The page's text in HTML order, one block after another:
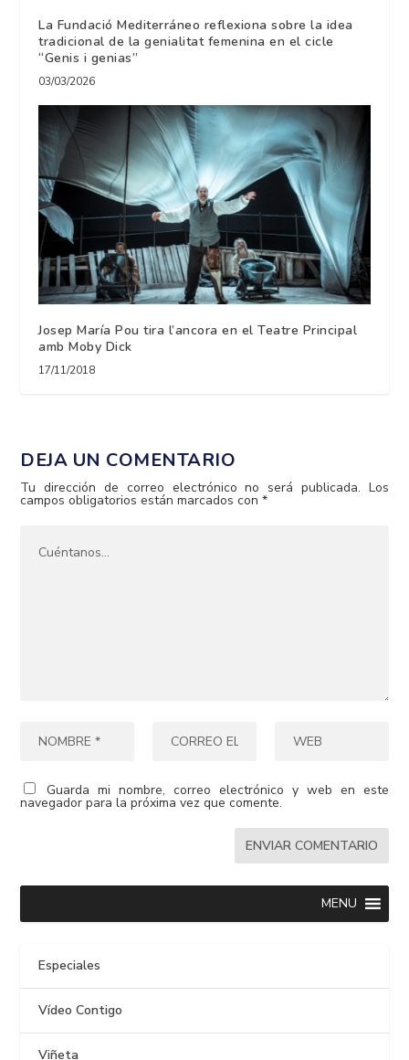
La Fundació Mediterráneo reflexiona sobre la idea
tradicional de la genialitat femenina en el cicle
“Genis i genias”
03/03/2026
Josep María Pou tira l’ancora en el Teatre Principal
amb Moby Dick
17/11/2018
DEJA UN COMENTARIO
Tu dirección de correo electrónico no será publicada. Los
campos obligatorios están marcados con*
Guarda mi nombre, correo electrónico y web en este
navegador para la próxima vez que comente.
MENU
Especiales
Vídeo Contigo
Viñeta